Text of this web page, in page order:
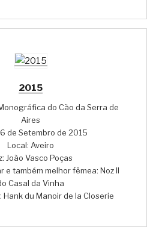
2015
do Cão da Serra de
Aires
de Setembro de 2015
Local: Aveiro
João Vasco Poças
e também melhor fêmea: Noz II
Casal da Vinha
Hank du Manoir de la Closerie